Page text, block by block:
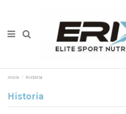
Inicio Historia
Historia